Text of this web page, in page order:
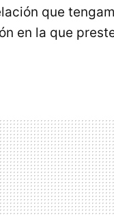
que
en la que